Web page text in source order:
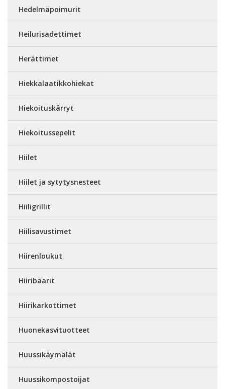
Hedelmäpoimurit
Heilurisadettimet
Herättimet
Hiekkalaatikkohiekat
Hiekoituskärryt
Hiekoitussepelit
Hiilet
Hiilet ja sytytysnesteet
Hiiligrillit
Hiilisavustimet
Hiirenloukut
Hiiribaarit
Hiirikarkottimet
Huonekasvituotteet
Huussikäymälät
Huussikompostoijat